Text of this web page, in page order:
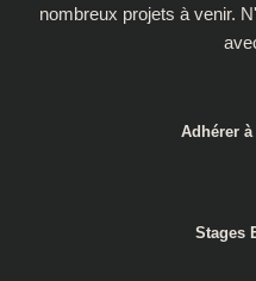
nombreux projets à venir.
Adhérer
Stages